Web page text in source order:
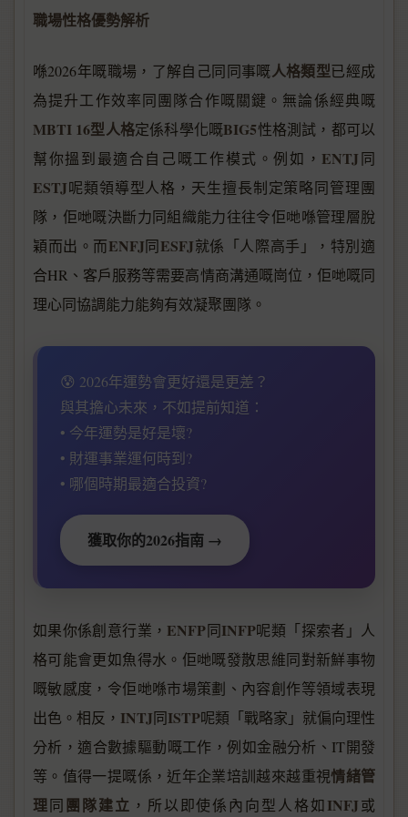
職場性格優勢解析
喺2026年嘅職場，了解自己同同事嘅人格類型已經成
為提升工作效率同團隊合作嘅關鍵。無論係經典嘅
MBTI 16型人格定係科學化嘅BIG5性格測試，都可以
幫你搵到最適合自己嘅工作模式。例如， ENTJ同
ESTJ呢類領導型人格，天生擅長制定策略同管理團
隊，佢哋嘅決斷力同組織能力往往令佢哋喺管理層脫
穎而出。而ENFJ同ESFJ就係「人際高手」，特別適
合HR、客戶服務等需要高情商溝通嘅崗位，佢哋嘅同
理心同協調能力能夠有效凝聚團隊。
😰 2026年運勢會更好還是更差？
與其擔心未來，不如提前知道：
• 今年運勢是好是壞?
• 財運事業運何時到?
• 哪個時期最適合投資?
獲取你的2026指南 →
如果你係創意行業， ENFP同INFP呢類「探索者」人
格可能會更如魚得水。佢哋嘅發散思維同對新鮮事物
嘅敏感度，令佢哋喺市場策劃、內容創作等領域表現
出色。相反， INTJ同ISTP呢類「戰略家」就偏向理性
分析，適合數據驅動嘅工作，例如金融分析、IT開發
等。值得一提嘅係，近年企業培訓越來越重視情緒管
理同團隊建立 ，所以即使係內向型人格如INFJ或